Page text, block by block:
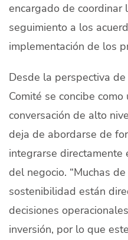
encargado de coordinar
seguimiento a los
implementación de los
Desde la perspectiva
Comité se concibe
conversación de alto
deja de abordarse de
integrarse directamente
del negocio. “Muchas
sostenibilidad están
decisiones
inversión, por lo que